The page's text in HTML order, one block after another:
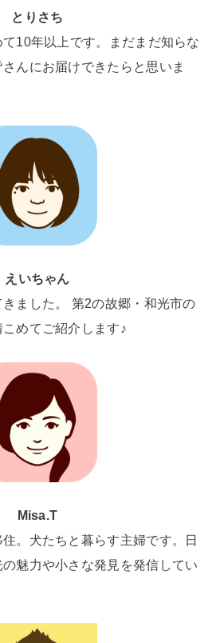
とりさち
10年以上です。まだまだ知らな
んにお届けできたらと思いま
えいちゃん
ました。 第2の故郷・和光市の
めてご紹介します♪
Misa.T
。犬たちと暮らす主婦です。日
魅力や小さな発見を発信してい